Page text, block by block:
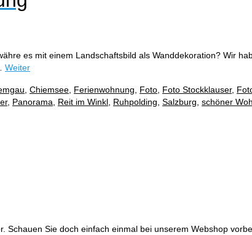
es mit einem Landschaftsbild als Wanddekoration? Wir
Weiter
Chiemsee Ferienwohnung Foto Foto Stockklauser,
, Panorama Reit im Winkl Ruhpolding Salzburg schöner
Schauen Sie doch einfach einmal bei unserem Webshop